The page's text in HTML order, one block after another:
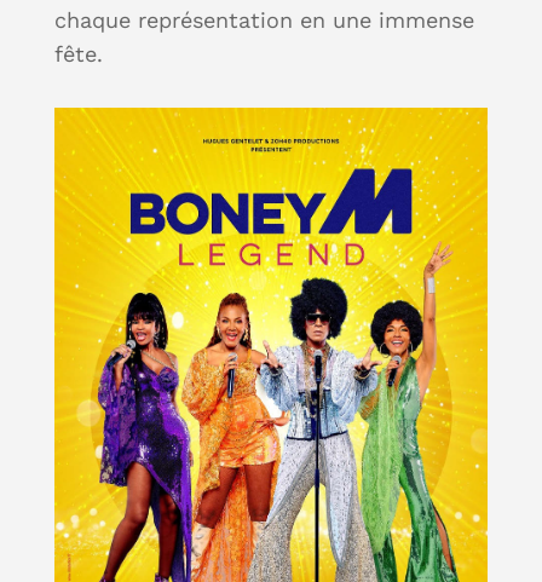
chaque représentation en une immense
fête.